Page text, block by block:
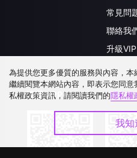
常見問
聯絡我
升級VIP
下載 APP
為提供您更多優質的服務與內容，
繼續閱覽本網站內容，即表示您同
私權政策資訊，請閱讀我們的隱私權
我知